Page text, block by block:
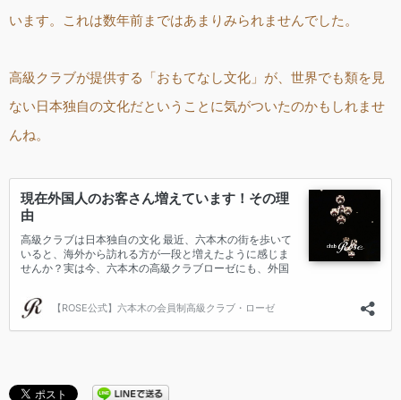
います。これは数年前まではあまりみられませんでした。
高級クラブが提供する「おもてなし文化」が、世界でも類を見
ない日本独自の文化だということに気がついたのかもしれませ
んね。